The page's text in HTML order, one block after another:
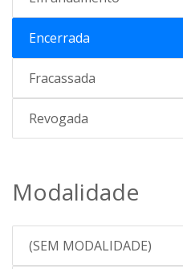
Encerrada
Fracassada
Revogada
Modalidade
(SEM MODALIDADE)